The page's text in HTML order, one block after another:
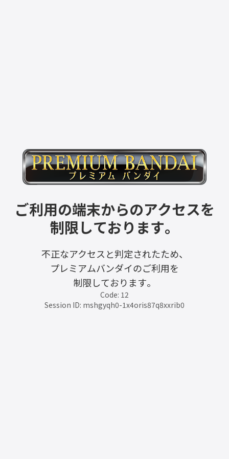
ご利用の端末からのアクセスを
制限しております。
不正なアクセスと判定されたため、
プレミアムバンダイのご利用を
制限しております。
Code: 12
Session ID: mshgyqh0-1x4oris87q8xxrib0